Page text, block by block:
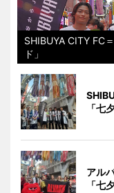
SHIBUYA CITY FC
ド」
「七
アル
「七